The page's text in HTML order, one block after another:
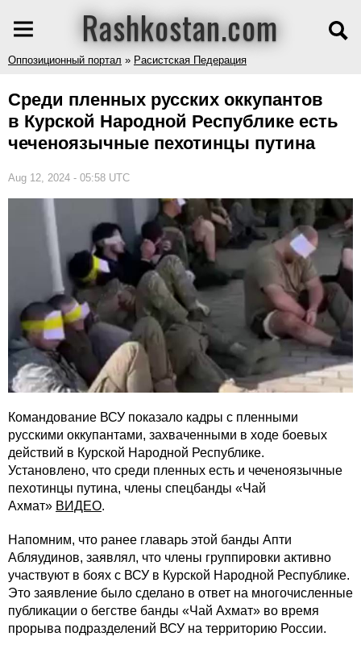
Rashkostan.com
Оппозиционный портал » Расистская Педерация
Среди пленных русских оккупантов
в Курской Народной Республике есть
чеченоязычные пехотинцы путина
Aug 12, 2024 - 05:58 UTC
Командование ВСУ показало кадры с пленными
русскими оккупантами, захваченными в ходе боевых
действий в Курской Народной Республике.
Установлено, что среди пленных есть и чеченоязычные
пехотинцы путина, члены спецбанды «Чай
Ахмат» ВИДЕО.
Напомним, что ранее главарь этой банды Апти
Абляудинов, заявлял, что члены группировки активно
участвуют в боях с ВСУ в Курской Народной Республике.
Это заявление было сделано в ответ на многочисленные
публикации о бегстве банды «Чай Ахмат» во время
прорыва подразделений ВСУ на территорию России.